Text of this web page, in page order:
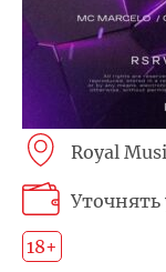
Royal
Уточнять
18+